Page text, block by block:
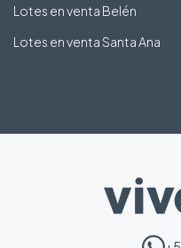
Lotes en venta Belén
Lotes en venta Santa Ana